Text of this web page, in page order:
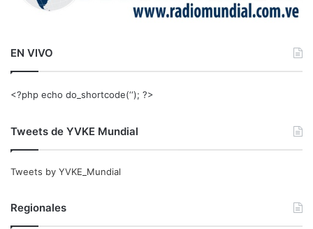
EN VIVO
<?php echo do_shortcode(‘‘); ?>
Tweets de YVKE Mundial
Tweets by YVKE_Mundial
Regionales